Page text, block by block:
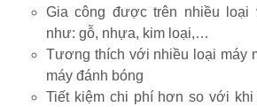
Gia công được trên nhiều loại vật liệu khác nhau
như: gỗ, nhựa, kim loại,…
Tương thích với nhiều loại máy mài, máy chà nhám,
máy đánh bóng
Tiết kiệm chi phí hơn so với khi chỉ mua một đĩa lẻ